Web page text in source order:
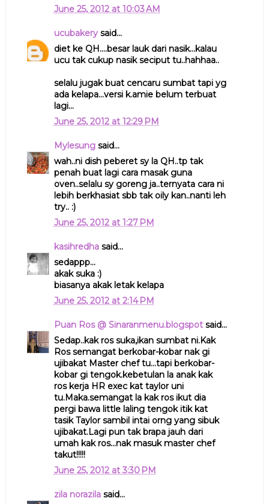
June 25, 2012 at 10:03 AM
ucubakerysaid...
diet ke QH....besar lauk dari nasik...kalau
ucu tak cukup nasik seciput tu..hahhaa..
selalu jugak buat cencaru sumbat tapi yg
ada kelapa...versi k.amie belum terbuat
lagi...
June 25, 2012 at 12:29 PM
Mylesungsaid...
wah..ni dish peberet sy la QH..tp tak
penah buat lagi cara masak guna
oven..selalu sy goreng ja..ternyata cara ni
lebih berkhasiat sbb tak oily kan..nanti leh
try.. :)
June 25, 2012 at 1:27 PM
kasihredhasaid...
sedappp...
akak suka :)
biasanya akak letak kelapa
June 25, 2012 at 2:14 PM
Puan Ros @ Sinaranmenu.blogspotsaid...
Sedap..kak ros suka,ikan sumbat ni.Kak
Ros semangat berkobar-kobar nak gi
ujibakat Master chef tu...tapi berkobar-
kobar gi tengok.kebetulan la anak kak
ros kerja HR exec kat taylor uni
tu.Maka.semangat la kak ros ikut dia
pergi bawa little laling tengok itik kat
tasik Taylor sambil intai orng yang sibuk
ujibakat.Lagi pun tak brapa jauh dari
umah kak ros...nak masuk master chef
takut!!!!!
June 25, 2012 at 3:30 PM
zila norazilasaid...